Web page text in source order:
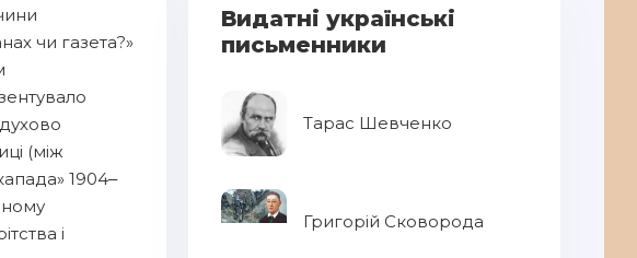
чи газета?»
(між
1904‒
і
Видатні українські
письменники
Тарас Шевченко
Григорій Сковорода